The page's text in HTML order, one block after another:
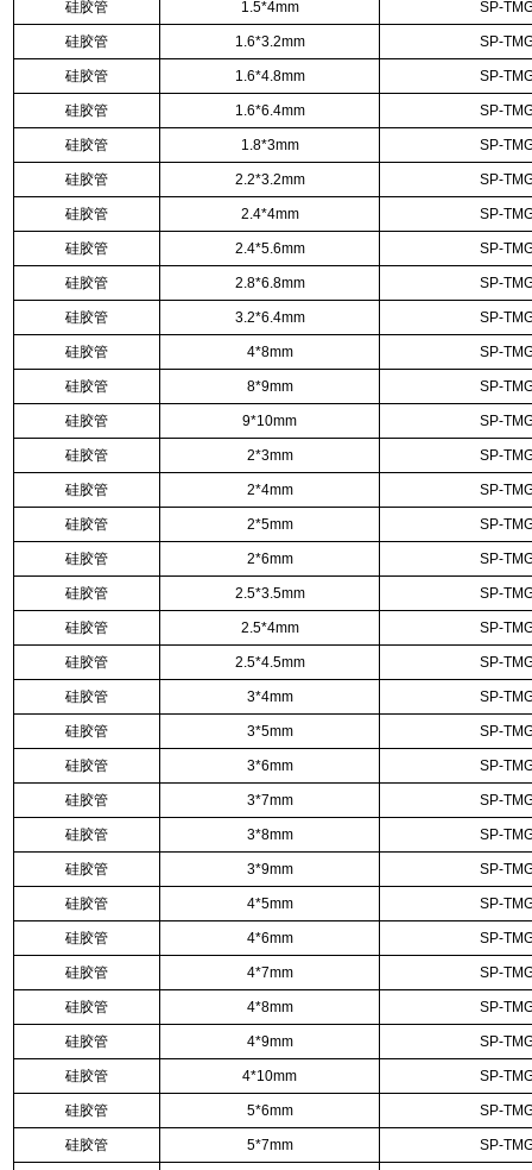
硅胶管 1.5*4mm SP-
硅胶管 1.6*3.2mm SP-
硅胶管 1.6*4.8mm SP-
硅胶管 1.6*6.4mm SP-
硅胶管 1.8*3mm SP-
硅胶管 2.2*3.2mm SP-
硅胶管 2.4*4mm SP-
硅胶管 2.4*5.6mm SP-
硅胶管 2.8*6.8mm SP-
硅胶管 3.2*6.4mm SP-
硅胶管 4*8mm SP-
硅胶管 8*9mm SP-
硅胶管 9*10mm SP-
硅胶管 2*3mm SP-
硅胶管 2*4mm SP-
硅胶管 2*5mm SP-
硅胶管 2*6mm SP-
硅胶管 2.5*3.5mm SP-
硅胶管 2.5*4mm SP-
硅胶管 2.5*4.5mm SP-
硅胶管 3*4mm SP-
硅胶管 3*5mm SP-
硅胶管 3*6mm SP-
硅胶管 3*7mm SP-
硅胶管 3*8mm SP-
硅胶管 3*9mm SP-
硅胶管 4*5mm SP-
硅胶管 4*6mm SP-
硅胶管 4*7mm SP-
硅胶管 4*8mm SP-
硅胶管 4*9mm SP-
硅胶管 4*10mm SP-
硅胶管 5*6mm SP-
硅胶管 5*7mm SP-